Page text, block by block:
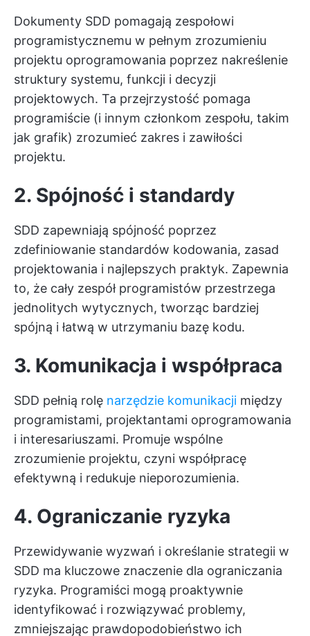
Dokumenty SDD pomagają zespołowi
programistycznemu w pełnym zrozumieniu
projektu oprogramowania poprzez nakreślenie
struktury systemu, funkcji i decyzji
projektowych. Ta przejrzystość pomaga
programiście (i innym członkom zespołu, takim
jak grafik) zrozumieć zakres i zawiłości
projektu.
2. Spójność i standardy
SDD zapewniają spójność poprzez
zdefiniowanie standardów kodowania, zasad
projektowania i najlepszych praktyk. Zapewnia
to, że cały zespół programistów przestrzega
jednolitych wytycznych, tworząc bardziej
spójną i łatwą w utrzymaniu bazę kodu.
3. Komunikacja i współpraca
SDD pełnią rolę narzędzie komunikacji między
programistami, projektantami oprogramowania
i interesariuszami. Promuje wspólne
zrozumienie projektu, czyni współpracę
efektywną i redukuje nieporozumienia.
4. Ograniczanie ryzyka
Przewidywanie wyzwań i określanie strategii w
SDD ma kluczowe znaczenie dla ograniczania
ryzyka. Programiści mogą proaktywnie
identyfikować i rozwiązywać problemy,
zmniejszając prawdopodobieństwo ich